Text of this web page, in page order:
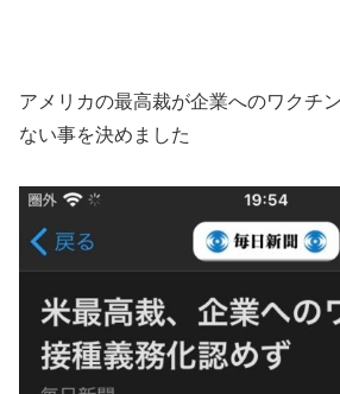
アメリカの最高裁が企業へのワクチ
ない事を決めました